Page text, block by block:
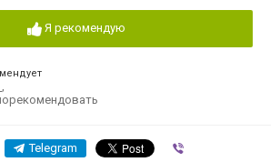
Я рекомендую
Telegram